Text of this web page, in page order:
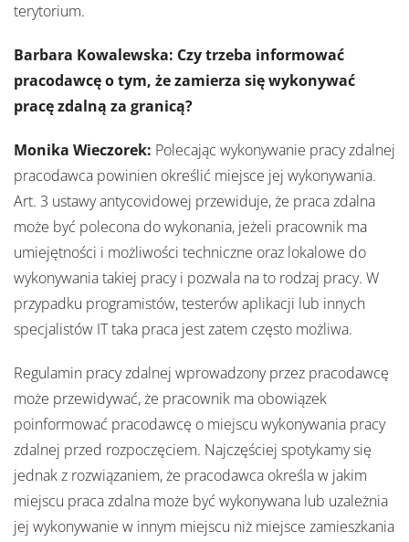
terytorium.
Barbara Kowalewska: Czy trzeba informować
pracodawcę o tym, że zamierza się wykonywać
pracę zdalną za granicą?
Monika Wieczorek: Polecając wykonywanie pracy zdalnej
pracodawca powinien określić miejsce jej wykonywania.
Art. 3 ustawy antycovidowej przewiduje, że praca zdalna
może być polecona do wykonania, jeżeli pracownik ma
umiejętności i możliwości techniczne oraz lokalowe do
wykonywania takiej pracy i pozwala na to rodzaj pracy. W
przypadku programistów, testerów aplikacji lub innych
specjalistów IT taka praca jest zatem często możliwa.
Regulamin pracy zdalnej wprowadzony przez pracodawcę
może przewidywać, że pracownik ma obowiązek
poinformować pracodawcę o miejscu wykonywania pracy
zdalnej przed rozpoczęciem. Najczęściej spotykamy się
jednak z rozwiązaniem, że pracodawca określa w jakim
miejscu praca zdalna może być wykonywana lub uzależnia
jej wykonywanie w innym miejscu niż miejsce zamieszkania